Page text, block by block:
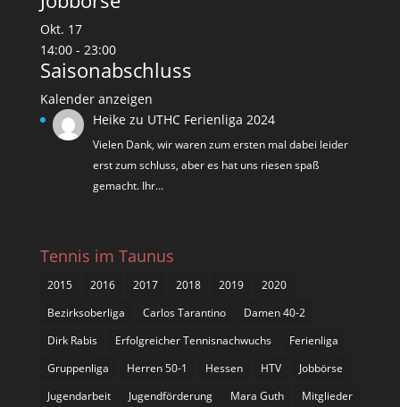
Okt. 17
14:00- 23:00
Saisonabschluss
Kalender anzeigen
Heike zu UTHC Ferienliga 2024
Vielen Dank, wir waren zum ersten mal dabei leider
erst zum schluss, aber es hat uns riesen spaß
gemacht. Ihr…
Tennis im Taunus
2015 2016 2017 2018 2019
2020
Bezirksoberliga
Carlos Tarantino
Damen 40-2
Dirk Rabis
Erfolgreicher Tennisnachwuchs
Ferienliga
Gruppenliga
Herren 50-1 Hessen HTV
Jobbörse
Jugendarbeit
Jugendförderung Mara Guth
Mitglieder